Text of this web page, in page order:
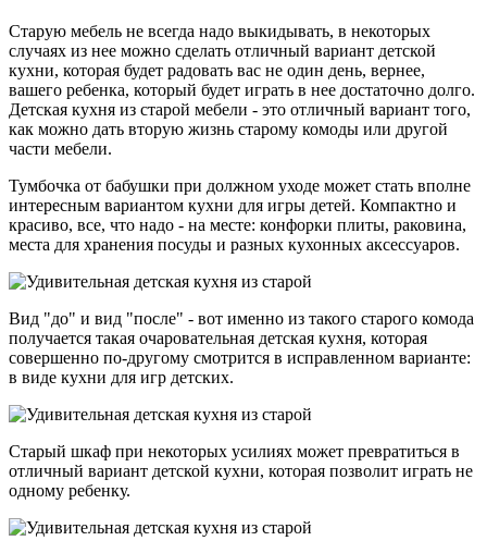
Старую мебель не всегда надо выкидывать, в некоторых
случаях из нее можно сделать отличный вариант детской
кухни, которая будет радовать вас не один день, вернее,
вашего ребенка, который будет играть в нее достаточно долго.
Детская кухня из старой мебели - это отличный вариант того,
как можно дать вторую жизнь старому комоды или другой
части мебели.
Тумбочка от бабушки при должном уходе может стать вполне
интересным вариантом кухни для игры детей. Компактно и
красиво, все, что надо - на месте: конфорки плиты, раковина,
места для хранения посуды и разных кухонных аксессуаров.
Вид "до" и вид "после" - вот именно из такого старого комода
получается такая очаровательная детская кухня, которая
совершенно по-другому смотрится в исправленном варианте:
в виде кухни для игр детских.
Старый шкаф при некоторых усилиях может превратиться в
отличный вариант детской кухни, которая позволит играть не
одному ребенку.